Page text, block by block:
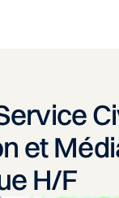
et
H/F